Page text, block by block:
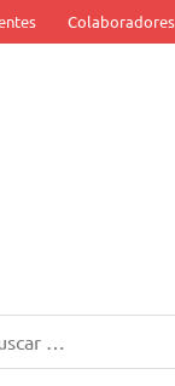
Colaboradores